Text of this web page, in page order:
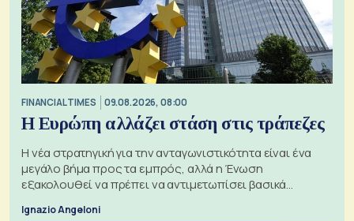
FINANCIAL TIMES 09.08.2026, 08:00
Η Ευρώπη αλλάζει στάση στις τράπεζες
Η νέα στρατηγική για την ανταγωνιστικότητα είναι ένα
μεγάλο βήμα προς τα εμπρός, αλλά η Ένωση
εξακολουθεί να πρέπει να αντιμετωπίσει βασικά
Ignazio Angeloni